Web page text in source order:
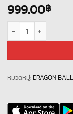
999.00฿
จำนวน DRAGON
หมวดหมู่: DRAGON